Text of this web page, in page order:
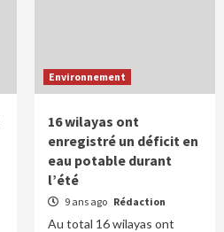
Environnement
16 wilayas ont
enregistré un déficit en
eau potable durant
l’été
9 ans ago Rédaction
Au total 16 wilayas ont